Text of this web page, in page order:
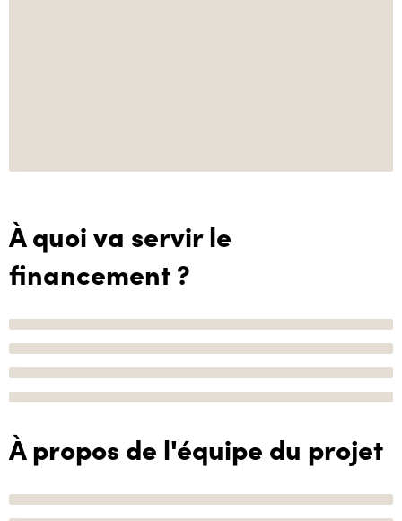
À quoi va servir le
financement ?
À propos de l'équipe du projet